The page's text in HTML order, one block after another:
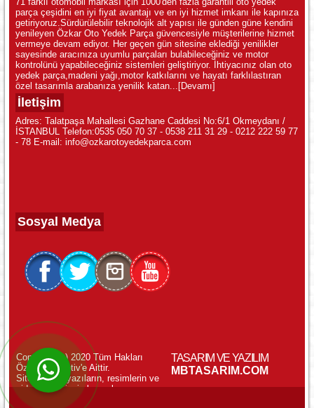
WhatsApp ile Online Destek!
parça çeşidini en iyi fiyat avantajı ve en iyi hizmet imkanı ile kapınıza
getiriyoruz.Sürdürülebilir teknolojik alt yapısı ile günden güne kendini
yenileyen Özkar Oto Yedek Parça güvencesiyle müşterilerine hizmet
vermeye devam ediyor. Her geçen gün sitesine eklediği yenilikler
sayesinde aracınıza uyumlu parçaları bulabileceğiniz ve motor
kontrolünü yapabileceğiniz sistemleri geliştiriyor. İhtiyacınız olan oto
yedek parça,madeni yağı,motor katkılarını ve hayatı farklılastıran
özel tasarımla arabanıza yenilik katan... [Devamı]
İletişim
Adres: Talatpaşa Mahallesi Gazhane Caddesi No:6/1 Okmeydanı /
İSTANBUL Telefon:0535 050 70 37 - 0538 211 31 29 - 0212 222 59 77
- 78 E-mail: info@ozkarotoyedekparca.com
Sosyal Medya
Copyright (c) 2020 Tüm Hakları
Özkar Otomotiv'e Aittir.
Sitemizdeki yazıların, resimlerin ve
videoların izinsiz kopyalanması
yasaktır.
TASARIM VE YAZILIM
MBTASARIM.COM